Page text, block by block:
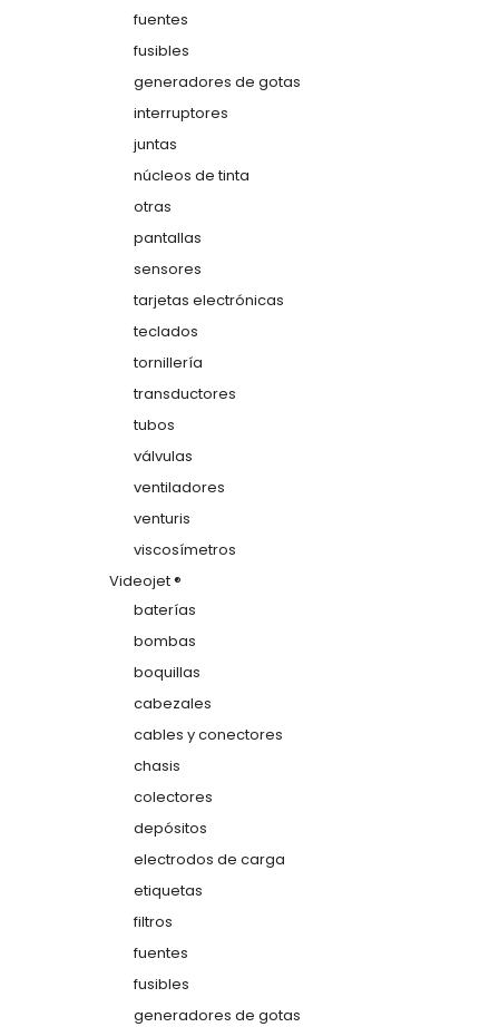
fuentes
fusibles
generadores de gotas
interruptores
juntas
núcleos de tinta
otras
pantallas
sensores
tarjetas electrónicas
teclados
tornillería
transductores
tubos
válvulas
ventiladores
venturis
viscosímetros
Videojet ®
baterías
bombas
boquillas
cabezales
cables y conectores
chasis
colectores
depósitos
electrodos de carga
etiquetas
filtros
fuentes
fusibles
generadores de gotas